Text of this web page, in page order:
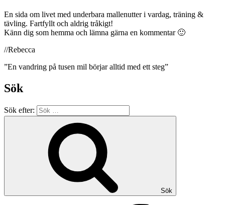
En sida om livet med underbara mallenutter i vardag, träning &
tävling. Fartfyllt och aldrig tråkigt!
Känn dig som hemma och lämna gärna en kommentar 🙂
//Rebecca
”En vandring på tusen mil börjar alltid med ett steg”
Sök
Sök efter:
Sök